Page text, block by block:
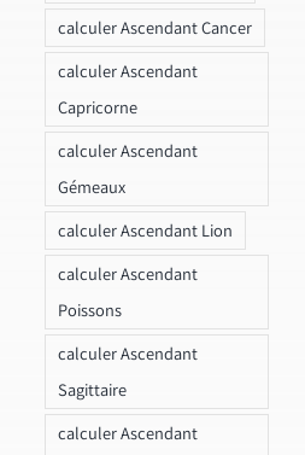
calculer Ascendant Cancer
calculer Ascendant
Capricorne
calculer Ascendant
Gémeaux
calculer Ascendant Lion
calculer Ascendant
Poissons
calculer Ascendant
Sagittaire
calculer Ascendant